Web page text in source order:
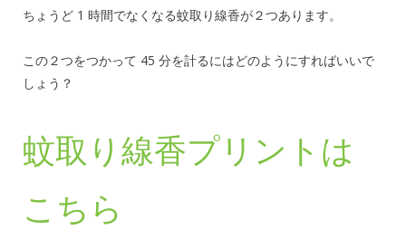
ちょうど 1 時間でなくなる蚊取り線香が２つあります。
この２つをつかって 45 分を計るにはどのようにすればいいで
しょう？
蚊取り線香プリントは
こちら